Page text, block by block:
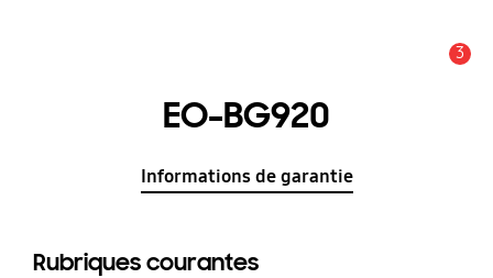
3
EO-BG920
Informations de garantie
Rubriques courantes